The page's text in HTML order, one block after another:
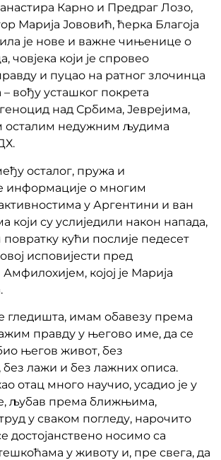
Карно и Предраг Лозо,
Марија Јововић, ћерка Благоја
је нове и важне чињенице о
човјека који је спровео
и пуцао на ратног злочинца
вођу усташког покрета
над Србима, Јеврејима,
осталим недужним људима
осталог, пружа и
информације о многим
у Аргентини и ван
који су услиједили након напада,
кући послије педесет
исповијести пред
којој је Марија
гледишта, имам обавезу према
правду у његово име, да се
његов живот, без
лажи и без лажних описа.
отац много научио, усадио је у
љубав према ближњима,
у сваком погледу, нарочито
достојанствено носимо са
у животу и, пре свега, да